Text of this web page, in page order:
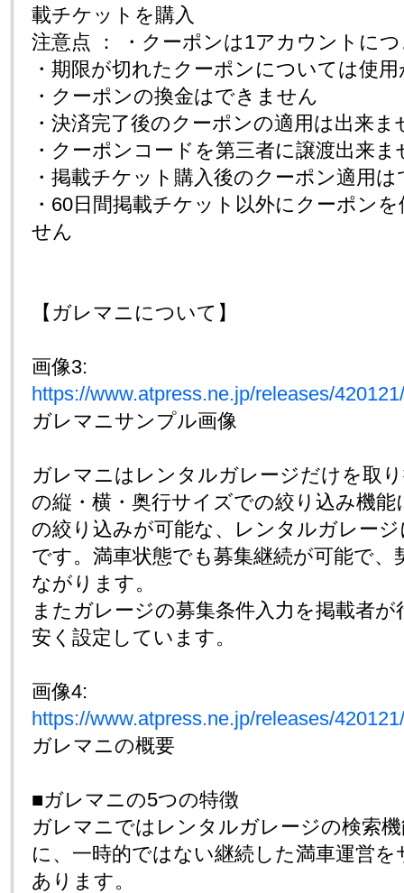
載チケットを購入
注意点 ： ・クーポンは1アカウントに
・期限が切れたクーポンについては使
・クーポンの換金はできません
・決済完了後のクーポンの適用は出来ま
・クーポンコードを第三者に譲渡出来ま
・掲載チケット購入後のクーポン適用
・60日間掲載チケット以外にクーポン
せん
【ガレマニについて】
画像3:
https://www.atpress.ne.jp/releases/
ガレマニサンプル画像
ガレマニはレンタルガレージだけを取
の縦・横・奥行サイズでの絞り込み機
の絞り込みが可能な、レンタルガレー
です。満車状態でも募集継続が可能で、
ながります。
またガレージの募集条件入力を掲載者
安く設定しています。
画像4:
https://www.atpress.ne.jp/releases/
ガレマニの概要
■ガレマニの5つの特徴
ガレマニではレンタルガレージの検索
に、一時的ではない継続した満車運営
あります。